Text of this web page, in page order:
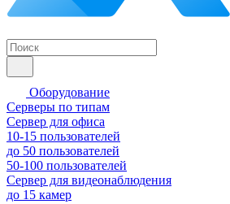
Оборудование
Серверы по типам
Сервер для офиса
10-15 пользователей
до 50 пользователей
50-100 пользователей
Сервер для видеонаблюдения
до 15 камер